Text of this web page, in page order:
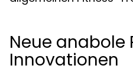
Neue anabole
Innovationen